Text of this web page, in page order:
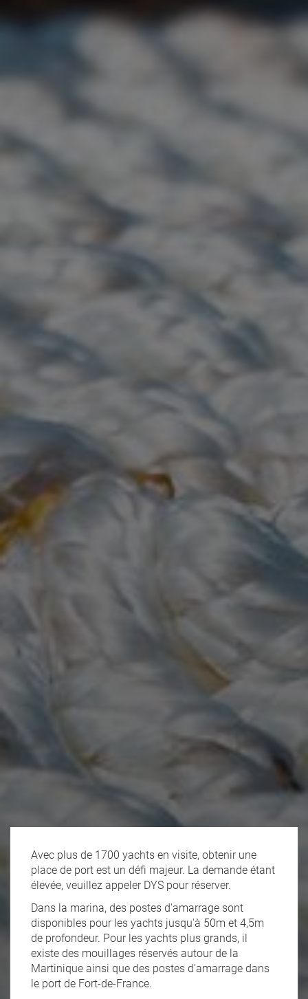
Avec plus de 1700 yachts en visite, obtenir une
place de port est un défi majeur. La demande étant
élevée, veuillez appeler DYS pour réserver.
Dans la marina, des postes d'amarrage sont
disponibles pour les yachts jusqu'à 50m et 4,5m
de profondeur. Pour les yachts plus grands, il
existe des mouillages réservés autour de la
Martinique ainsi que des postes d'amarrage dans
le port de Fort-de-France.